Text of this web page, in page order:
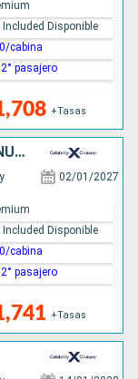
+Tasas
Included Disponible
cabina
pasajero
AUSTRALIA, NUEVA CALEDONIA, VANUATU
02/01/2027
+Tasas
Included Disponible
cabina
pasajero